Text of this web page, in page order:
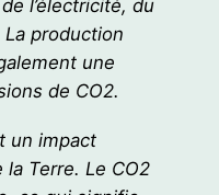
l’électricité, du
production
une
de CO2.
un impact
Terre. Le CO2